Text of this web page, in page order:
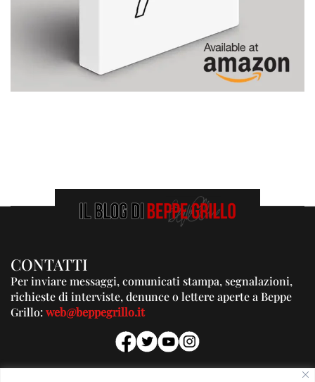
CONTATTI
Per inviare messaggi, comunicati stampa, segnalazioni,
richieste di interviste, denunce o lettere aperte a Beppe
Grillo:web@beppegrillo.it